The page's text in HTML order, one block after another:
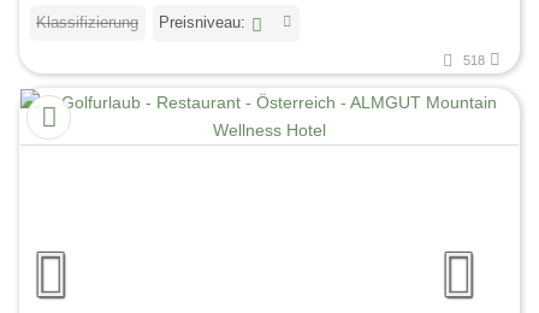
Klassifizierung Preisniveau:
518